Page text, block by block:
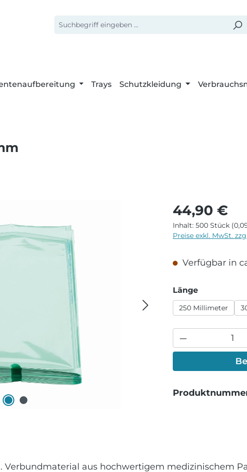
Trays Schutzkleidung
Regulärer Preis:
44,90 €
Inhalt: 500 Stück
Preise exkl. MwSt.
Verfügbar in
Längeauswählen
250 Millimeter
aus hochwertigem medizinischem